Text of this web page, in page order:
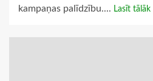
kampaņas palīdzību.... Lasīt tālāk